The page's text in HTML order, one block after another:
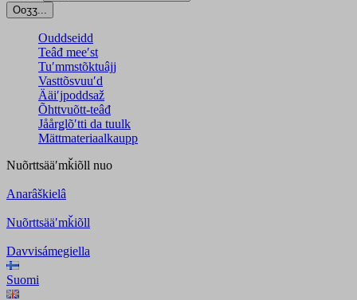
Ooʒʒ...
Ouddseidd
Teâđ meeʹst
Tuʹmmstõktuâjj
Vasttõsvuuʹd
Ääiʹjpoddsaž
Õhttvuõtt-teâđ
Jåårǥlõʹtti da tuulk
Mättmateriaalkaupp
Nuõrttsääʹmǩiõll nuo
Anarâškielâ
Nuõrttsääʹmǩiõll
Davvisámegiella
Suomi